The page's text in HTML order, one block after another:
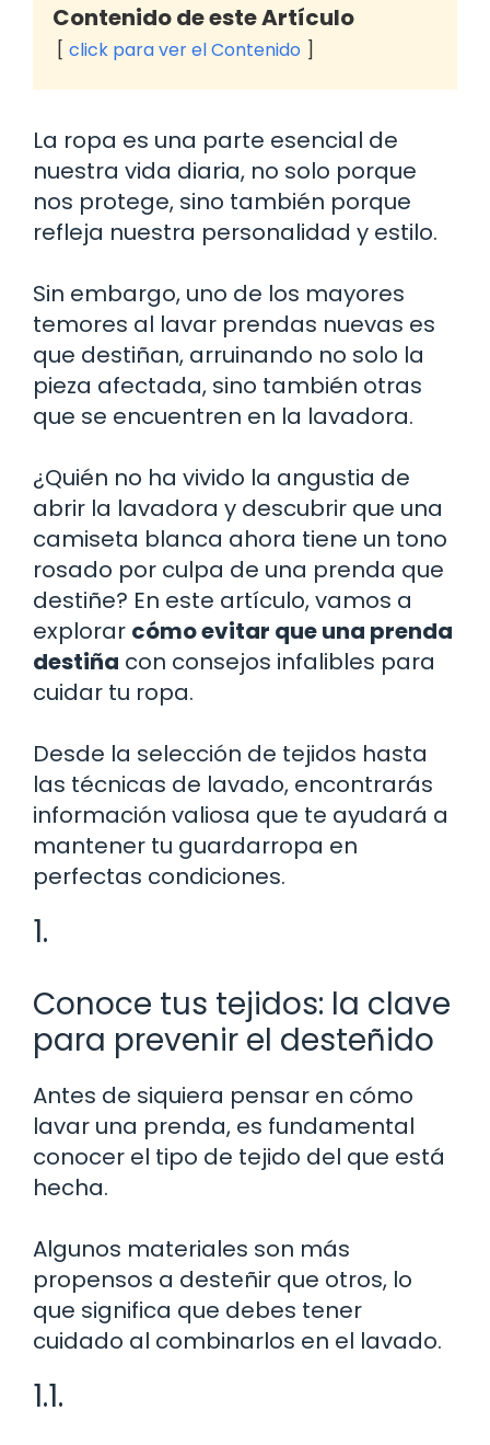
Contenido de este Artículo
click para ver el Contenido
La ropa es una parte esencial de
nuestra vida diaria, no solo porque
nos protege, sino también porque
refleja nuestra personalidad y estilo.
Sin embargo, uno de los mayores
temores al lavar prendas nuevas es
que destiñan, arruinando no solo la
pieza afectada, sino también otras
que se encuentren en la lavadora.
¿Quién no ha vivido la angustia de
abrir la lavadora y descubrir que una
camiseta blanca ahora tiene un tono
rosado por culpa de una prenda que
destiñe? En este artículo, vamos a
explorar cómo evitar que una prenda
destiña con consejos infalibles para
cuidar tu ropa.
Desde la selección de tejidos hasta
las técnicas de lavado, encontrarás
información valiosa que te ayudará a
mantener tu guardarropa en
perfectas condiciones.
1.
Conoce tus tejidos: la clave
para prevenir el desteñido
Antes de siquiera pensar en cómo
lavar una prenda, es fundamental
conocer el tipo de tejido del que está
hecha.
Algunos materiales son más
propensos a desteñir que otros, lo
que significa que debes tener
cuidado al combinarlos en el lavado.
1.1.